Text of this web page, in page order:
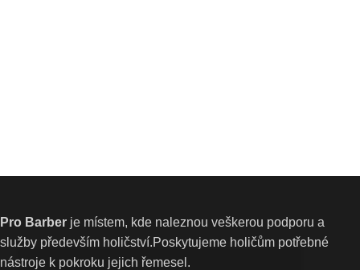
Pro Barber je místem, kde naleznou veškerou podporu a
služby především holičství.Poskytujeme holičům potřebné
nástroje k pokroku jejich řemesel.